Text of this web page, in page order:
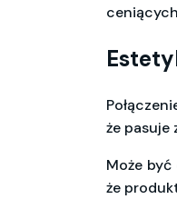
że pasuje
Może
że